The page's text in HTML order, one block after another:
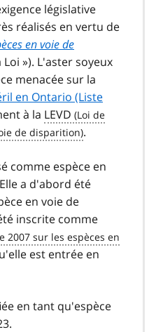
législative
réalisés en vertu de
en voie de
Loi »). L'aster soyeux
menacée sur la
en Ontario (Liste
à la LEVD
.
comme espèce en
a d'abord été
en voie de
inscrite comme
est entrée en
en tant qu'espèce